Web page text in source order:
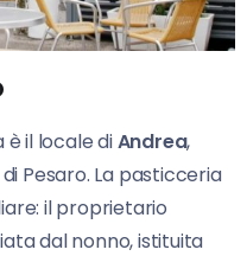
è il locale diAndrea,
Pesaro. La pasticceria
il proprietario
dal nonno, istituita